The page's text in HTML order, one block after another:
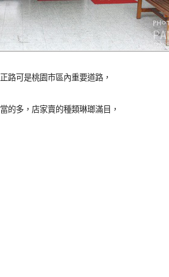
路可是桃園市區內重要道路，
的多，店家賣的種類琳瑯滿目，